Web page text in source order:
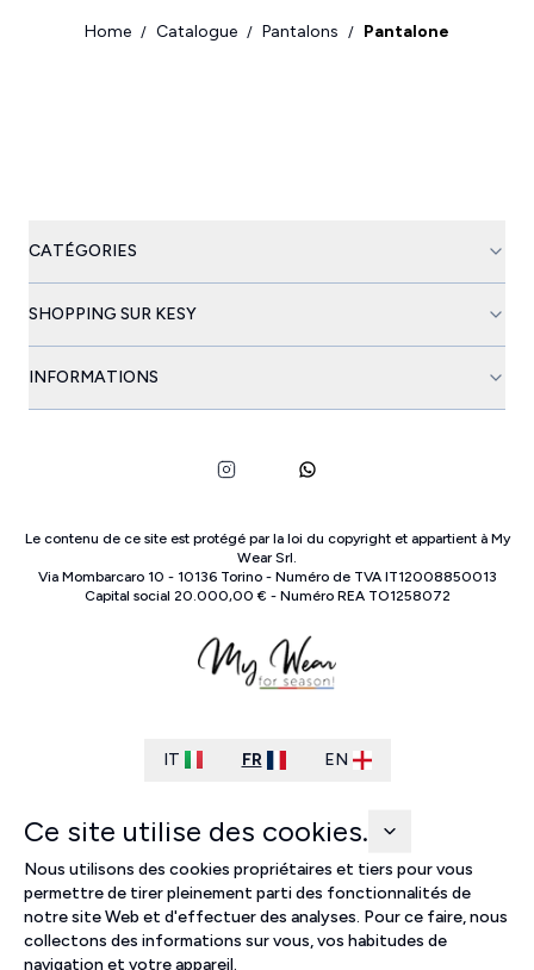
Home / Catalogue / Pantalons / Pantalone
CATÉGORIES
SHOPPING SUR KESY
INFORMATIONS
Le contenu de ce site est protégé par la loi du copyright et appartient à My
Wear Srl.
Via Mombarcaro 10 - 10136 Torino- Numéro de TVA IT12008850013
Capital social 20.000,00 € - Numéro REA TO1258072
IT FR EN
Ce site utilise des cookies.
Nous utilisons des cookies propriétaires et tiers pour vous
permettre de tirer pleinement parti des fonctionnalités de
notre site Web et d'effectuer des analyses. Pour ce faire, nous
collectons des informations sur vous, vos habitudes de
navigation et votre appareil.